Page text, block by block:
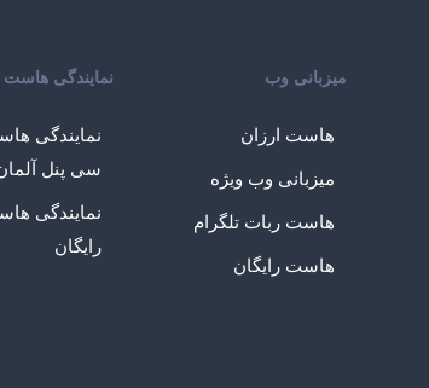
میزبانی وب
هاست ارزان
میزبانی وب ویژه
هاست ربات تلگرام
هاست رایگان
نمایندگی هاست
نمایندگی
سی پنل
نمایندگی
رایگان